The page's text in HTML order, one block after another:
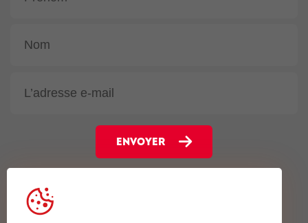
ENVOYER
Gentsesteenweg 102